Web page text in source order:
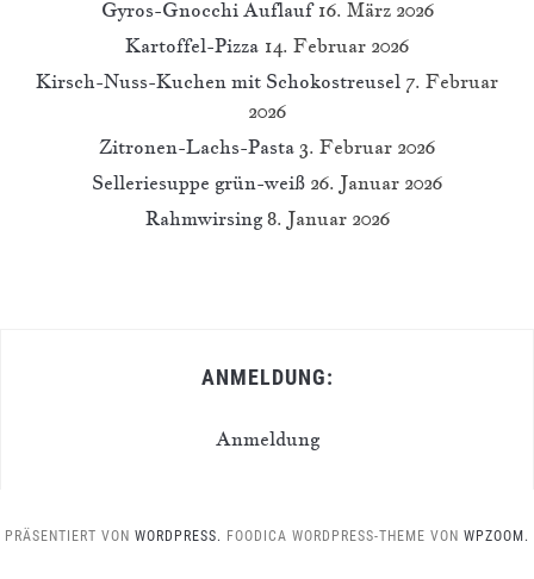
Gyros-Gnocchi Auflauf 16. März 2026
Kartoffel-Pizza 14. Februar 2026
Kirsch-Nuss-Kuchen mit Schokostreusel 7. Februar
2026
Zitronen-Lachs-Pasta 3. Februar 2026
Selleriesuppe grün-weiß 26. Januar 2026
Rahmwirsing 8. Januar 2026
ANMELDUNG:
Anmeldung
PRÄSENTIERT VON WORDPRESS. FOODICA WORDPRESS-THEME VON WPZOOM.